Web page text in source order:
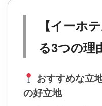
【イーホ
る3つの理
おすすめな立
の好立地